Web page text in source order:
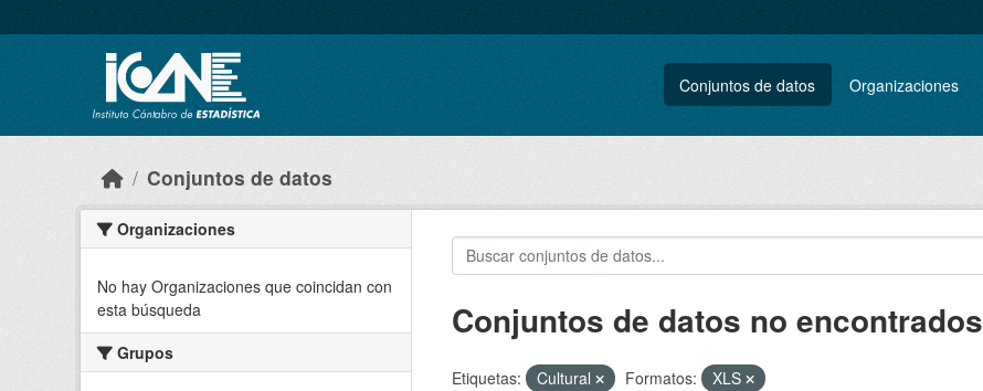
Conjuntos de datos Organizaciones
Conjuntos de datos
Organizaciones
No hay Organizaciones que coincidan con
esta búsqueda
Grupos
Conjuntos de datos no encontrados
Etiquetas: Cultural Formatos: XLS